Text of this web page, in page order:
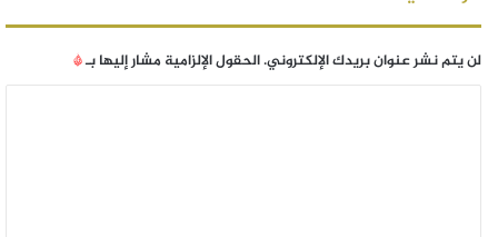
لن يتم نشر عنوان بريدك الإلكتروني.الحقول الإلزامية مشار إليها بـ*